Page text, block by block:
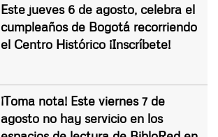
Este jueves 6 de agosto, celebra el
cumpleaños de Bogotá recorriendo
el Centro Histórico ¡Inscríbete!
¡Toma nota! Este viernes 7 de
agosto no hay servicio en los